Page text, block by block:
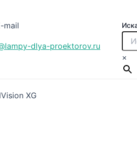
mail
dlya-proektorov.ru
×
XG